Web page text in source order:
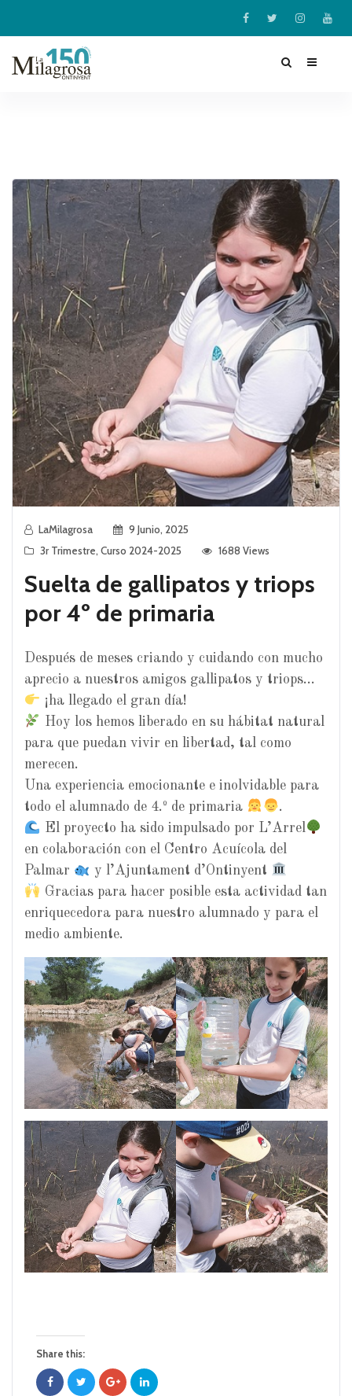
LaMilagrosa
9 Junio, 2025
3r Trimestre, Curso 2024-2025 1688 Views
Suelta de gallipatos y triops
por 4º de primaria
Después de meses criando y cuidando con mucho
aprecio a nuestros amigos gallipatos y triops…
¡ha llegado el gran día!
Hoy los hemos liberado en su hábitat natural
para que puedan vivir en libertad, tal como
merecen.
Una experiencia emocionante e inolvidable para
todo el alumnado de 4.º de primaria
.
El proyecto ha sido impulsado por L’Arrel
en colaboración con el Centro Acuícola del
Palmar
y l’Ajuntament d’Ontinyent
Gracias para hacer posible esta actividad tan
enriquecedora para nuestro alumnado y para el
medio ambiente.
Share this: